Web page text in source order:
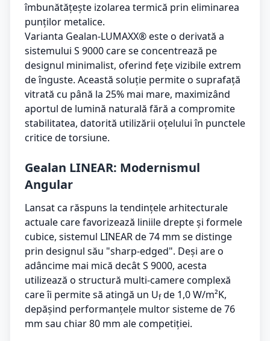
îmbunătățește izolarea termică prin eliminarea
punților metalice.
Varianta Gealan-LUMAXX® este o derivată a
sistemului S 9000 care se concentrează pe
designul minimalist, oferind fețe vizibile extrem
de înguste. Această soluție permite o suprafață
vitrată cu până la 25% mai mare, maximizând
aportul de lumină naturală fără a compromite
stabilitatea, datorită utilizării oțelului în punctele
critice de torsiune.
Gealan LINEAR: Modernismul
Angular
Lansat ca răspuns la tendințele arhitecturale
actuale care favorizează liniile drepte și formele
cubice, sistemul LINEAR de 74 mm se distinge
prin designul său "sharp-edged". Deși are o
adâncime mai mică decât S 9000, acesta
utilizează o structură multi-camere complexă
care îi permite să atingă un Ufde 1,0 W/m²K,
depășind performanțele multor sisteme de 76
mm sau chiar 80 mm ale competiției.